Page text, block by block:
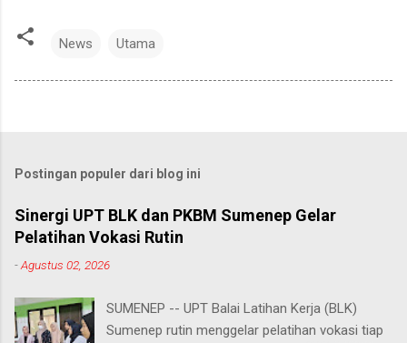
News Utama
Postingan populer dari blog ini
Sinergi UPT BLK dan PKBM Sumenep Gelar
Pelatihan Vokasi Rutin
-Agustus 02, 2026
SUMENEP -- UPT Balai Latihan Kerja (BLK)
Sumenep rutin menggelar pelatihan vokasi tiap